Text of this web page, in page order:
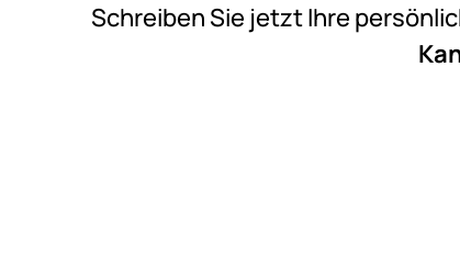
Schreiben Sie jetzt Ihre